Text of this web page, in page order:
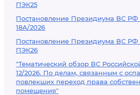
ПЭК25
Постановление Президиума ВС РФ
18А/2026
Постановление Президиума ВС РФ
ПЭК26
"Тематический обзор ВС
12/2026. По делам, связанным с
повлекших переход права
помещения"